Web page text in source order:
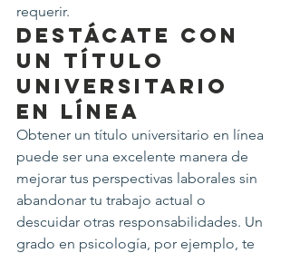
requerir.
Destácate con
un Título
Universitario
en Línea
Obtener un título universitario en línea
puede ser una excelente manera de
mejorar tus perspectivas laborales sin
abandonar tu trabajo actual o
descuidar otras responsabilidades. Un
grado en psicología, por ejemplo, te